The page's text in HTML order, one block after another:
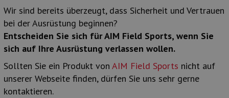
Wir sind bereits überzeugt, dass Sicherheit und Vertrauen
bei der Ausrüstung beginnen?
Entscheiden Sie sich für AIM Field Sports, wenn Sie
sich auf Ihre Ausrüstung verlassen wollen.
Sollten Sie ein Produkt von AIM Field Sports nicht auf
unserer Webseite finden, dürfen Sie uns sehr gerne
kontaktieren.
UNSERE TOP-KATEGORIEN
Waffen